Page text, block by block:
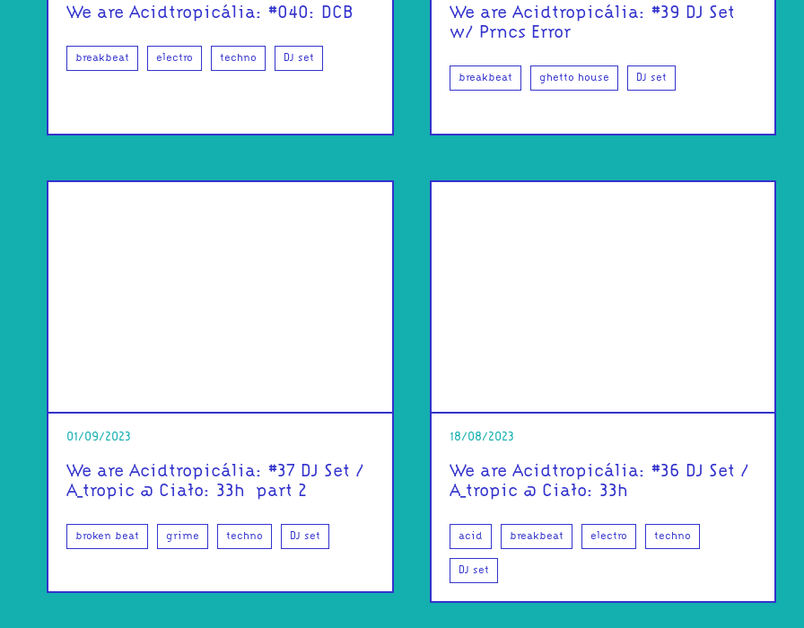
We are Acidtropicália: #040: DCB
breakbeat electro techno DJ set
We are Acidtropicália: #39 DJ Set
w/ Prncs Error
breakbeat ghetto house DJ set
01/09/2023
We are Acidtropicália: #37 DJ Set /
A_tropic @ Ciało: 33h | part 2
broken beat grime techno DJ set
18/08/2023
We are Acidtropicália: #36 DJ Set /
A_tropic @ Ciało: 33h
acid breakbeat electro techno
DJ set